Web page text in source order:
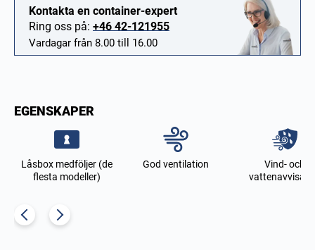
Kontakta en container-expert
Ring oss på: +46 42-121955
Vardagar från 8.00 till 16.00
EGENSKAPER
Låsbox medföljer (de
flesta modeller)
God ventilation
Vind- och